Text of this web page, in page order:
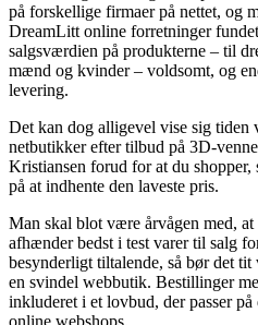
på forskellige firmaer på nettet, og
DreamLitt online forretninger
salgsværdien på produkterne – til
mænd og kvinder – voldsomt, og
levering.
Det kan dog alligevel vise sig tiden
netbutikker efter tilbud på 3D-
Kristiansen forud for at du
på at indhente den laveste pris.
Man skal blot være årvågen med,
afhænder bedst i test varer til salg
besynderligt tiltalende, så bør det
en svindel webbutik. Bestillinger
inkluderet i et lovbud, der passer
online webshops.